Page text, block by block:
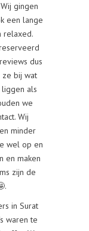
gingen
een lange
relaxed.
dus
ze bij wat
als
we
Wij
minder
wel op en
en maken
zijn de
in Surat
waren te